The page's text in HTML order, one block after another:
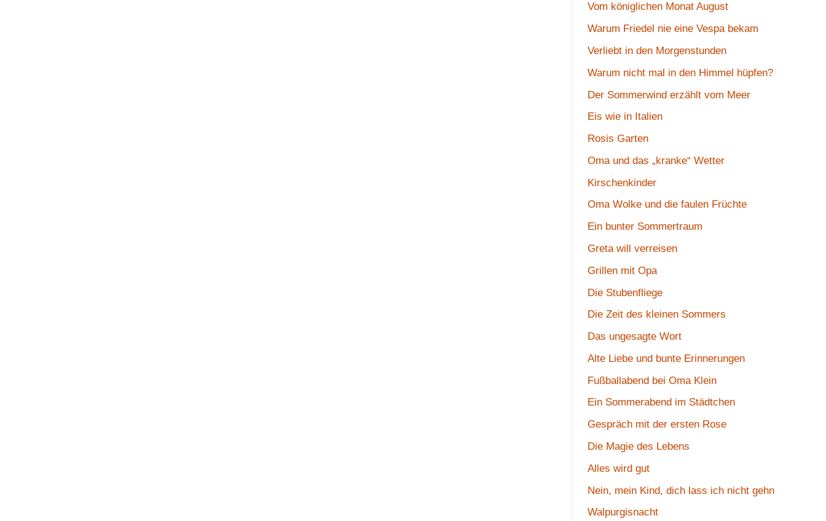
Vom königlichen Monat August
Warum Friedel nie eine Vespa bekam
Verliebt in den Morgenstunden
Warum nicht mal in den Himmel hüpfen?
Der Sommerwind erzählt vom Meer
Eis wie in Italien
Rosis Garten
Oma und das „kranke“ Wetter
Kirschenkinder
Oma Wolke und die faulen Früchte
Ein bunter Sommertraum
Greta will verreisen
Grillen mit Opa
Die Stubenfliege
Die Zeit des kleinen Sommers
Das ungesagte Wort
Alte Liebe und bunte Erinnerungen
Fußballabend bei Oma Klein
Ein Sommerabend im Städtchen
Gespräch mit der ersten Rose
Die Magie des Lebens
Alles wird gut
Nein, mein Kind, dich lass ich nicht gehn
Walpurgisnacht